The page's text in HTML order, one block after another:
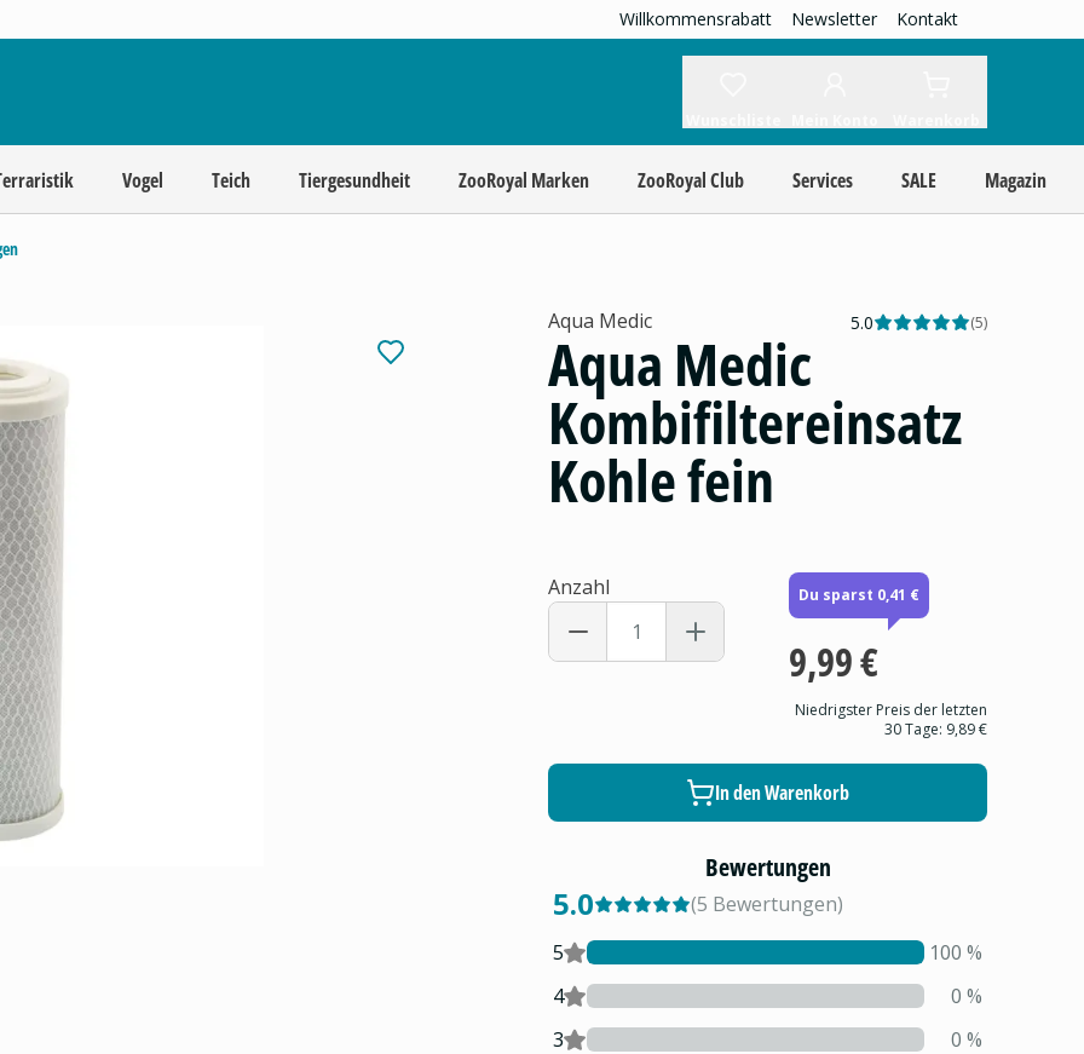
Willkommensrabatt Newsletter Kontakt
Vogel Teich Tiergesundheit ZooRoyal Marken ZooRoyal Club Services SALE Magazin
Aqua Medic 5.0 (5)
Aqua Medic
Kombifiltereinsatz
Kohle fein
Anzahl Du sparst 0,41 €
9,99 €
Niedrigster Preis der letzten
30 Tage: 9,89 €
In den Warenkorb
Bewertungen
5.0 (5 Bewertungen)
5
100 %
4
0 %
3
0 %